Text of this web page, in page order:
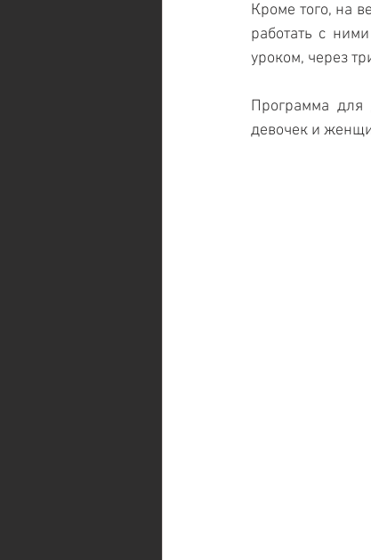
Кроме того, на
работать с
уроком, через
Программа для
девочек и